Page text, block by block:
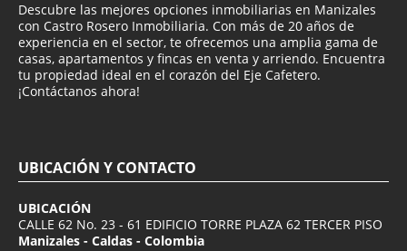
Descubre las mejores opciones inmobiliarias en Manizales
con Castro Rosero Inmobiliaria. Con más de 20 años de
experiencia en el sector, te ofrecemos una amplia gama de
casas, apartamentos y fincas en venta y arriendo. Encuentra
tu propiedad ideal en el corazón del Eje Cafetero.
¡Contáctanos ahora!
UBICACIÓN Y CONTACTO
UBICACIÓN
CALLE 62 No. 23 - 61 EDIFICIO TORRE PLAZA 62 TERCER PISO
Manizales - Caldas - Colombia